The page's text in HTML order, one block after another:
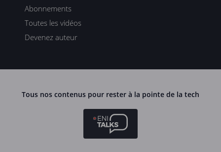
Abonnements
Toutes les vidéos
Devenez auteur
Tous nos contenus pour rester à la pointe de la tech